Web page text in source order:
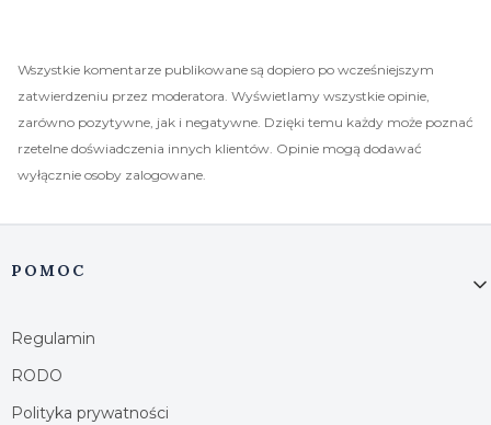
Wszystkie komentarze publikowane są dopiero po wcześniejszym
zatwierdzeniu przez moderatora. Wyświetlamy wszystkie opinie,
zarówno pozytywne, jak i negatywne. Dzięki temu każdy może poznać
rzetelne doświadczenia innych klientów. Opinie mogą dodawać
wyłącznie osoby zalogowane.
Linki w stopce
POMOC
Regulamin
RODO
Polityka prywatności